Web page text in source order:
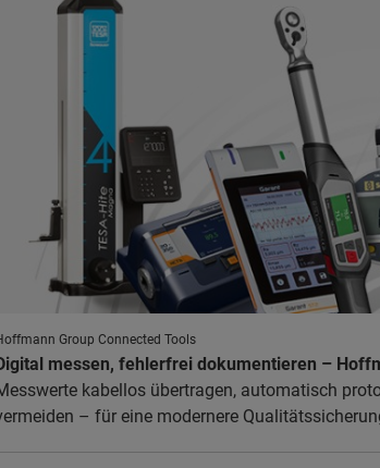
Group Connected Tools
messen, fehlerfrei dokumentieren –
kabellos übertragen, automatisch
– für eine modernere